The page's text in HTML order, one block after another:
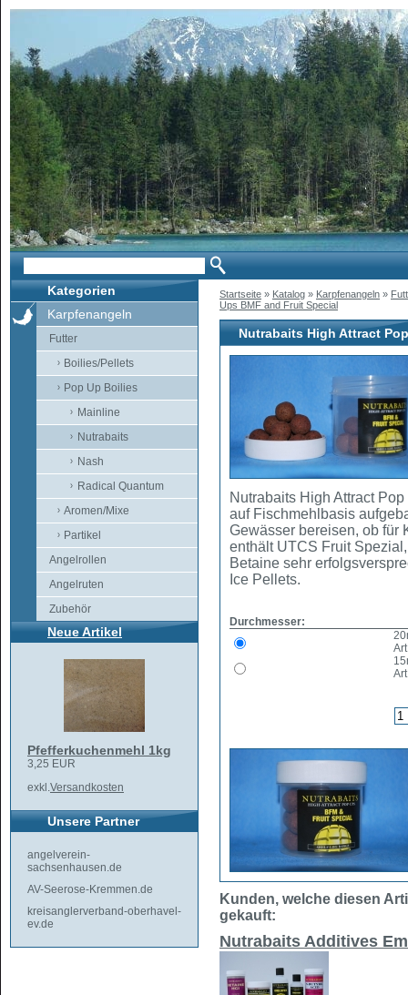
Kategorien
Karpfenangeln
Futter
Boilies/Pellets
Pop Up Boilies
Mainline
Nutrabaits
Nash
Radical Quantum
Aromen/Mixe
Partikel
Angelrollen
Angelruten
Zubehör
Neue Artikel
Pfefferkuchenmehl 1kg
3,25 EUR
exkl.Versandkosten
Unsere Partner
angelverein-
sachsenhausen.de
AV-Seerose-Kremmen.de
kreisanglerverband-oberhavel-
ev.de
Startseite » Katalog » Karpfenangeln »
Ups BMF and Fruit Special
Nutrabaits High Attract
Nutrabaits High Attract
auf Fischmehlbasis
Gewässer bereisen, ob für
enthält UTCS Fruit
Betaine sehr
Ice Pellets.
Durchmesser:
Kunden, welche diesen
gekauft:
Nutrabaits Additives